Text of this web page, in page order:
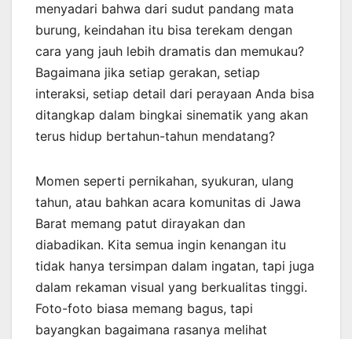
menyadari bahwa dari sudut pandang mata
burung, keindahan itu bisa terekam dengan
cara yang jauh lebih dramatis dan memukau?
Bagaimana jika setiap gerakan, setiap
interaksi, setiap detail dari perayaan Anda bisa
ditangkap dalam bingkai sinematik yang akan
terus hidup bertahun-tahun mendatang?
Momen seperti pernikahan, syukuran, ulang
tahun, atau bahkan acara komunitas di Jawa
Barat memang patut dirayakan dan
diabadikan. Kita semua ingin kenangan itu
tidak hanya tersimpan dalam ingatan, tapi juga
dalam rekaman visual yang berkualitas tinggi.
Foto-foto biasa memang bagus, tapi
bayangkan bagaimana rasanya melihat